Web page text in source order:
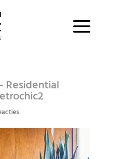
Residential